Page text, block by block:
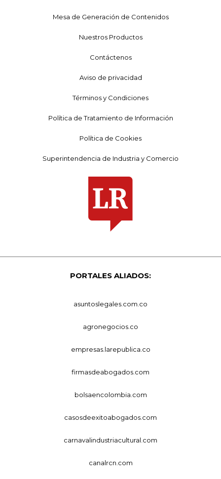
Mesa de Generación de Contenidos
Nuestros Productos
Contáctenos
Aviso de privacidad
Términos y Condiciones
Política de Tratamiento de Información
Política de Cookies
Superintendencia de Industria y Comercio
PORTALES ALIADOS:
asuntoslegales.com.co
agronegocios.co
empresas.larepublica.co
firmasdeabogados.com
bolsaencolombia.com
casosdeexitoabogados.com
carnavalindustriacultural.com
canalrcn.com